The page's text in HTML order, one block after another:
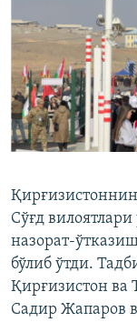
Сўғд
назорат-
бўлиб ўтди.
Қирғизистон ва
Садир Жапаров